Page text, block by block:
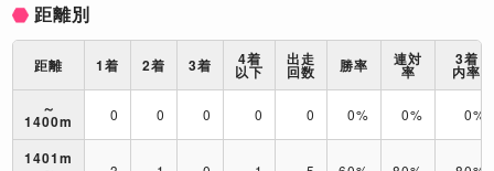
距離別
距離 1着 2着 3着 4着
以下
出走
回数 勝率 連対
率
3着
内率
～
1400m 0 0 0 0 0 0% 0% 0%
1401m